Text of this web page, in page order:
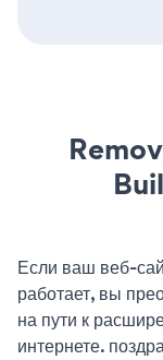
Если ваш веб-
работает, вы
на пути к
интернете.